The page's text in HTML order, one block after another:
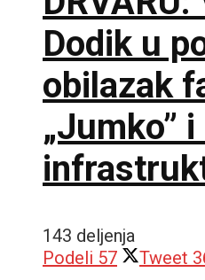
Dodik u
obilazak
„Jumko”
143 deljenja
Podeli 57 Tweet